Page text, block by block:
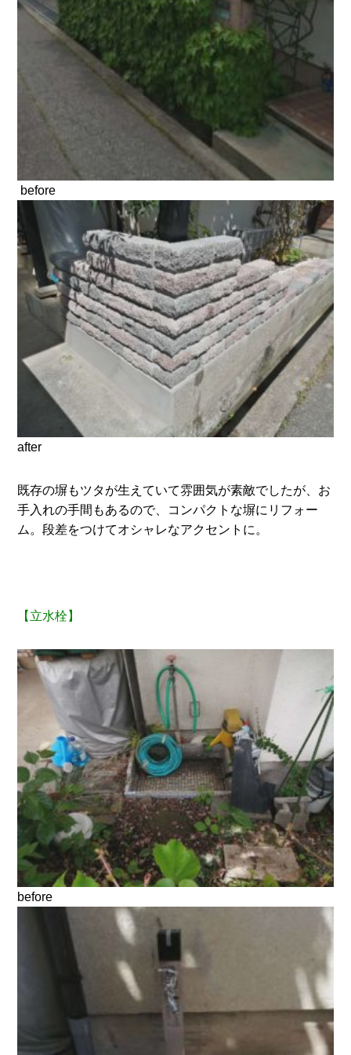
before
after
既存の塀もツタが生えていて雰囲気が素敵でしたが、お
手入れの手間もあるので、コンパクトな塀にリフォー
ム。段差をつけてオシャレなアクセントに。
【立水栓】
before